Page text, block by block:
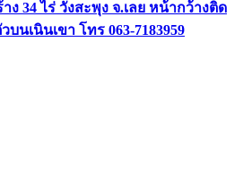
34 ไร่ วังสะพุง จ.เลย หน้ากว้างติด
เนินเขา โทร 063-7183959